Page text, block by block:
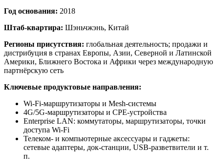
Год основания: 2018
Штаб-квартира: Шэньчжэнь, Китай
Регионы присутствия: глобальная деятельность; продажи и
дистрибуция в странах Европы, Азии, Северной и Латинской
Америки, Ближнего Востока и Африки через международную
партнёрскую сеть
Ключевые продуктовые направления:
Wi-Fi-маршрутизаторы и Mesh-системы
4G/5G-маршрутизаторы и CPE-устройства
Enterprise LAN: коммутаторы, маршрутизаторы, точки
доступа Wi-Fi
Телеком- и компьютерные аксессуары и гаджеты:
сетевые адаптеры, док-станции, USB-разветвители и т.
п.